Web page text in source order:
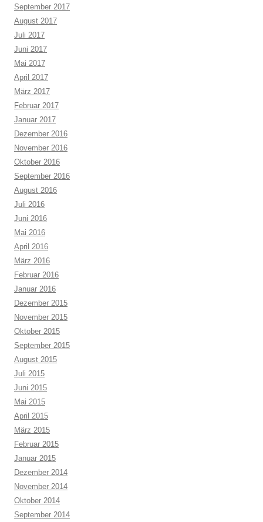
September 2017
August 2017
Juli 2017
Juni 2017
Mai 2017
April 2017
März 2017
Februar 2017
Januar 2017
Dezember 2016
November 2016
Oktober 2016
September 2016
August 2016
Juli 2016
Juni 2016
Mai 2016
April 2016
März 2016
Februar 2016
Januar 2016
Dezember 2015
November 2015
Oktober 2015
September 2015
August 2015
Juli 2015
Juni 2015
Mai 2015
April 2015
März 2015
Februar 2015
Januar 2015
Dezember 2014
November 2014
Oktober 2014
September 2014